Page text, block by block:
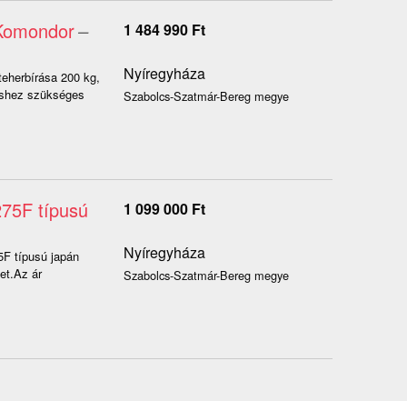
–
200 kg,
szükséges
1 484 990 Ft
Nyíregyháza
Szabolcs-Szatmár-Bereg megye
típusú
típusú japán
ár
1 099 000 Ft
Nyíregyháza
Szabolcs-Szatmár-Bereg megye